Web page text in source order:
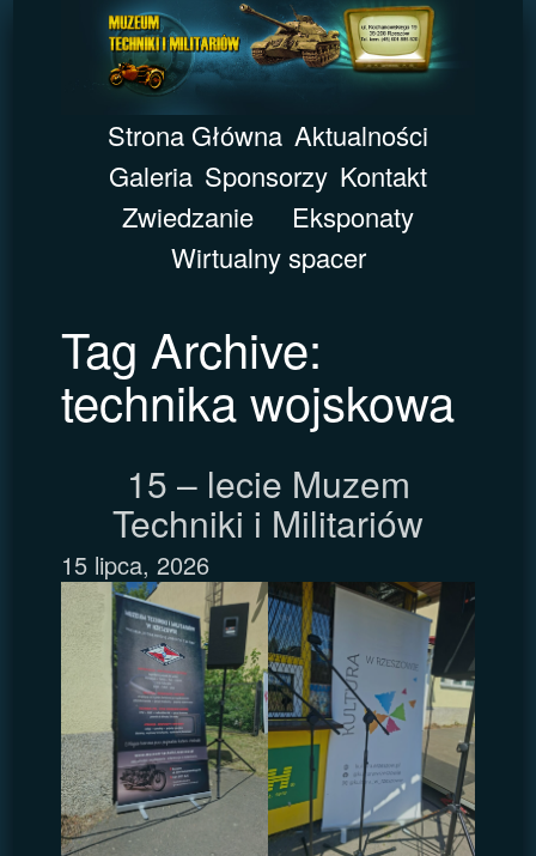
Strona Główna Aktualności
Galeria Sponsorzy Kontakt
Zwiedzanie
Eksponaty
Wirtualny spacer
Tag Archive:
technika wojskowa
15 – lecie Muzem
Techniki i Militariów
15 lipca, 2026